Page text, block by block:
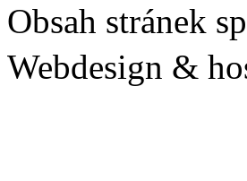
Obsah stránek
Webdesign &